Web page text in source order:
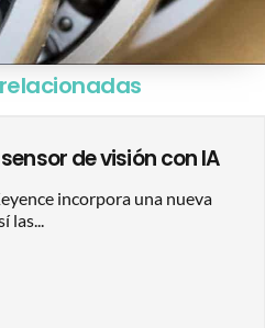
de visión con IA
incorpora una nueva
las...